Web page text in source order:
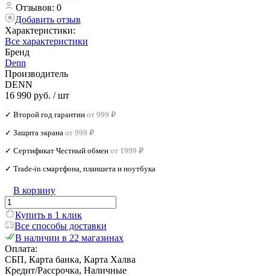
Отзывов: 0
Добавить отзыв
Характеристики:
Все характеристики
Бренд
Denn
Производитель
DENN
16 990 руб. / шт
✓ Второй год гарантии от 999 ₽
✓ Защита экрана от 999 ₽
✓ Сертификат Честный обмен от 1999 ₽
✓ Trade‑in смартфона, планшета и ноутбука
В корзину
Купить в 1 клик
Все способы доставки
В наличии в 22 магазинах
Оплата:
СБП, Карта банка, Карта Халва
Кредит/Рассрочка, Наличные